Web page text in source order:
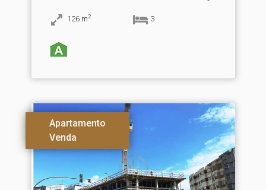
126 m2 3
Apartamento
Venda